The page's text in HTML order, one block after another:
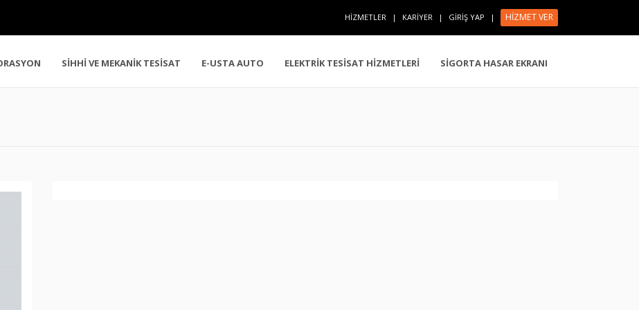
HİZMETLER | KARİYER | GİRİŞ YAP | HİZMET VER
SİHHİ VE MEKANİK TESİSAT E-USTA AUTO ELEKTRİK TESİSAT HİZMETLERİ SİGORTA HASAR EKRANI